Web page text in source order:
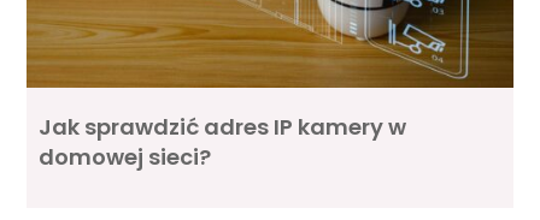
Jak sprawdzić adres IP kamery w
domowej sieci?